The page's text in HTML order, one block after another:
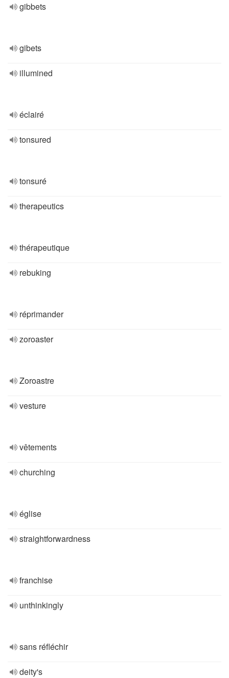
gibbets
gibets
illumined
éclairé
tonsured
tonsuré
therapeutics
thérapeutique
rebuking
réprimander
zoroaster
Zoroastre
vesture
vêtements
churching
église
straightforwardness
franchise
unthinkingly
sans réfléchir
deity's